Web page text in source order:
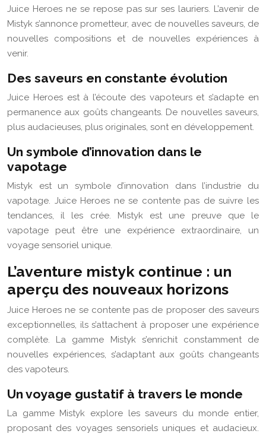
Juice Heroes ne se repose pas sur ses lauriers. L’avenir de
Mistyk s’annonce prometteur, avec de nouvelles saveurs, de
nouvelles compositions et de nouvelles expériences à
venir.
Des saveurs en constante évolution
Juice Heroes est à l’écoute des vapoteurs et s’adapte en
permanence aux goûts changeants. De nouvelles saveurs,
plus audacieuses, plus originales, sont en développement.
Un symbole d’innovation dans le
vapotage
Mistyk est un symbole d’innovation dans l’industrie du
vapotage. Juice Heroes ne se contente pas de suivre les
tendances, il les crée. Mistyk est une preuve que le
vapotage peut être une expérience extraordinaire, un
voyage sensoriel unique.
L’aventure mistyk continue : un
aperçu des nouveaux horizons
Juice Heroes ne se contente pas de proposer des saveurs
exceptionnelles, ils s’attachent à proposer une expérience
complète. La gamme Mistyk s’enrichit constamment de
nouvelles expériences, s’adaptant aux goûts changeants
des vapoteurs.
Un voyage gustatif à travers le monde
La gamme Mistyk explore les saveurs du monde entier,
proposant des voyages sensoriels uniques et audacieux.